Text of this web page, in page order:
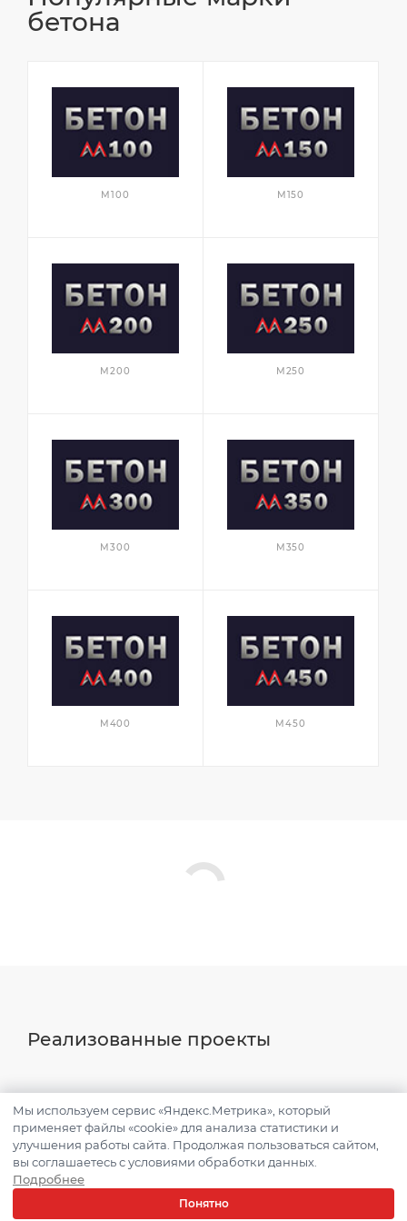
бетона
М100 М150
М200 М250
М300 М350
М400 М450
Реализованные проекты
Мы используем сервис «Яндекс.Метрика», который
применяет файлы «cookie» для анализа статистики и
улучшения работы сайта. Продолжая пользоваться сайтом,
вы соглашаетесь с условиями обработки данных.
Подробнее
Понятно